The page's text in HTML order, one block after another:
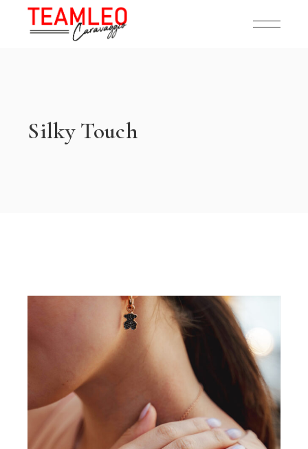
Silky Touch